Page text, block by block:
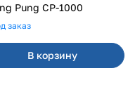
Pung CP-1000
заказ
В корзину